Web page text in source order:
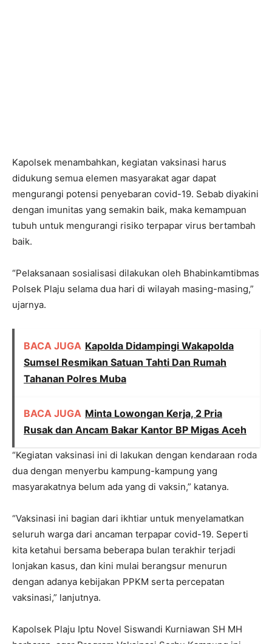
Kapolsek menambahkan, kegiatan vaksinasi harus
didukung semua elemen masyarakat agar dapat
mengurangi potensi penyebaran covid-19. Sebab diyakini
dengan imunitas yang semakin baik, maka kemampuan
tubuh untuk mengurangi risiko terpapar virus bertambah
baik.
“Pelaksanaan sosialisasi dilakukan oleh Bhabinkamtibmas
Polsek Plaju selama dua hari di wilayah masing-masing,”
ujarnya.
BACA JUGA Kapolda Didampingi Wakapolda
Sumsel Resmikan Satuan Tahti Dan Rumah
Tahanan Polres Muba
BACA JUGA Minta Lowongan Kerja, 2 Pria
Rusak dan Ancam Bakar Kantor BP Migas Aceh
“Kegiatan vaksinasi ini di lakukan dengan kendaraan roda
dua dengan menyerbu kampung-kampung yang
masyarakatnya belum ada yang di vaksin,” katanya.
“Vaksinasi ini bagian dari ikhtiar untuk menyelamatkan
seluruh warga dari ancaman terpapar covid-19. Seperti
kita ketahui bersama beberapa bulan terakhir terjadi
lonjakan kasus, dan kini mulai berangsur menurun
dengan adanya kebijakan PPKM serta percepatan
vaksinasi,” lanjutnya.
Kapolsek Plaju Iptu Novel Siswandi Kurniawan SH MH